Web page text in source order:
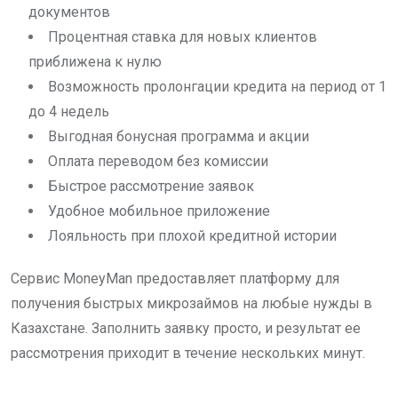
документов
Процентная ставка для новых клиентов
приближена к нулю
Возможность пролонгации кредита на период от 1
до 4 недель
Выгодная бонусная программа и акции
Оплата переводом без комиссии
Быстрое рассмотрение заявок
Удобное мобильное приложение
Лояльность при плохой кредитной истории
Сервис MoneyMan предоставляет платформу для
получения быстрых микрозаймов на любые нужды в
Казахстане. Заполнить заявку просто, и результат ее
рассмотрения приходит в течение нескольких минут.